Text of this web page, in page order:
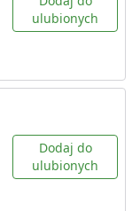
ulubionych
Dodaj do
ulubionych